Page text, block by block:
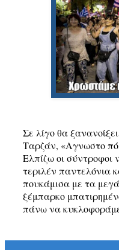
Σε λίγο θα
Ταρζάν, «Αγνωστο
Ελπίζω οι
τεριλέν παντελόνια
πουκάμισα με τα
ξέμπαρκο
πάνω να